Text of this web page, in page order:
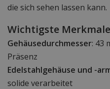
die sich sehen lassen kann.
Wichtigste Merkmale
Gehäusedurchmesser: 43
Präsenz
Edelstahlgehäuse und -
solide verarbeitet